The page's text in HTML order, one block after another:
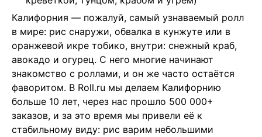
Калифорния — пожалуй, самый узнаваемый ролл
в мире: рис снаружи, обвалка в кунжуте или в
оранжевой икре тобико, внутри: снежный краб,
авокадо и огурец. С него многие начинают
знакомство с роллами, и он же часто остаётся
фаворитом. В Roll.ru мы делаем Калифорнию
больше 10 лет, через нас прошло 500 000+
заказов, и за это время мы привели её к
стабильному виду: рис варим небольшими